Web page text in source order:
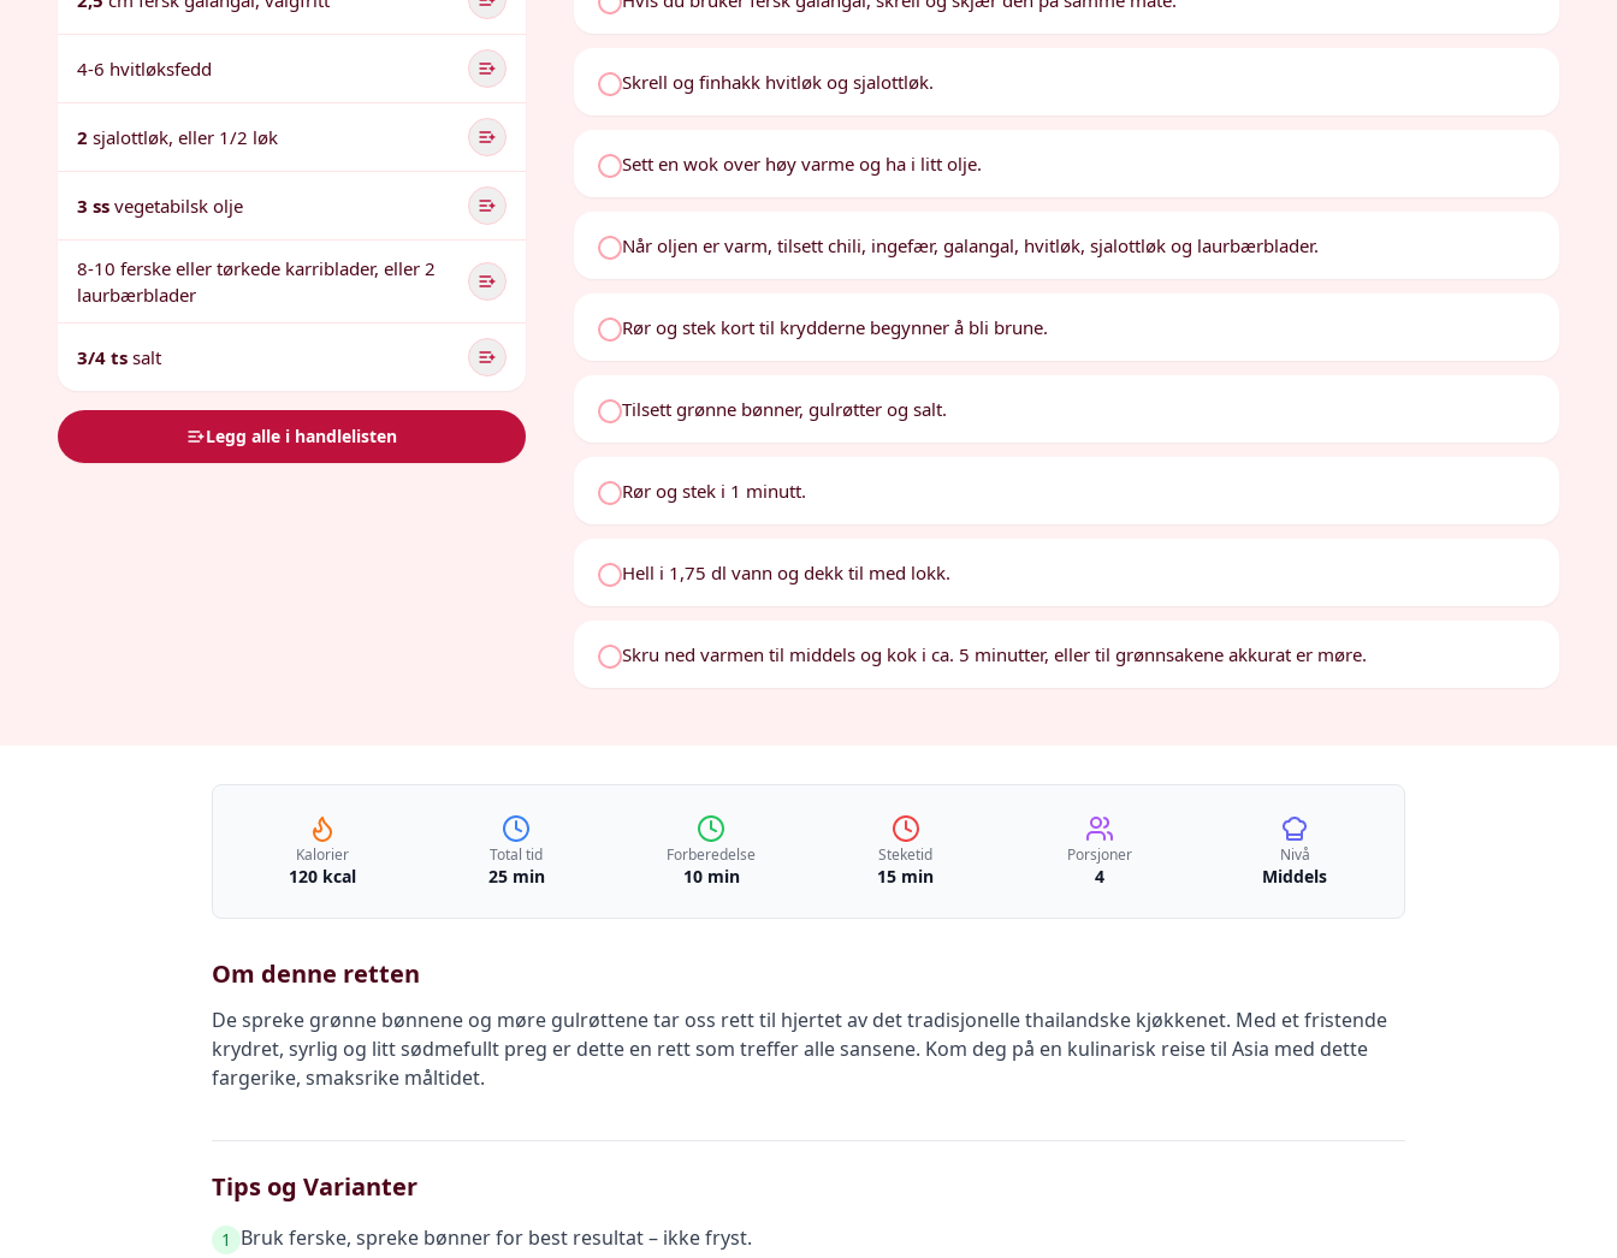
4-6 hvitløksfedd
2 sjalottløk, eller 1/2 løk
3 ss vegetabilsk olje
8-10 ferske eller tørkede karriblader, eller 2
laurbærblader
3/4 ts salt
Legg alle i handlelisten
Skrell og finhakk hvitløk og sjalottløk.
Sett en wok over høy varme og ha i litt olje.
Når oljen er varm, tilsett chili, ingefær, galangal, hvitløk, sjalottløk og laurbærblader.
Rør og stek kort til krydderne begynner å bli brune.
Tilsett grønne bønner, gulrøtter og salt.
Rør og stek i 1 minutt.
Hell i 1,75 dl vann og dekk til med lokk.
Skru ned varmen til middels og kok i ca. 5 minutter, eller til grønnsakene akkurat er møre.
Kalorier
120 kcal
Total tid
25 min
Forberedelse
10 min
Steketid
15 min
Porsjoner
4
Nivå
Middels
Om denne retten
De spreke grønne bønnene og møre gulrøttene tar oss rett til hjertet av det tradisjonelle thailandske kjøkkenet. Med et fristende
krydret, syrlig og litt sødmefullt preg er dette en rett som treffer alle sansene. Kom deg på en kulinarisk reise til Asia med dette
fargerike, smaksrike måltidet.
Tips og Varianter
1 Bruk ferske, spreke bønner for best resultat – ikke fryst.